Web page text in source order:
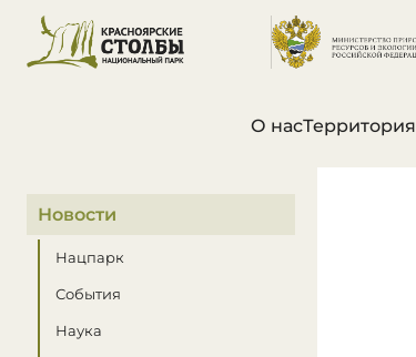
О насТерритория
В этом разделе
Новости
Нацпарк
События
Наука